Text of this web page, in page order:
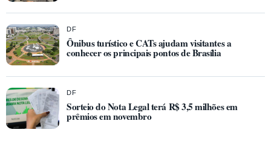
DF
Ônibus turístico e CATs ajudam visitantes a
conhecer os principais pontos de Brasília
DF
Sorteio do Nota Legal terá R$ 3,5 milhões em
prêmios em novembro